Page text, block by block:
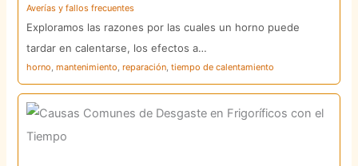
Averías y fallos frecuentes
Exploramos las razones por las cuales un horno puede
tardar en calentarse, los efectos a…
horno,mantenimiento,reparación,tiempo de calentamiento